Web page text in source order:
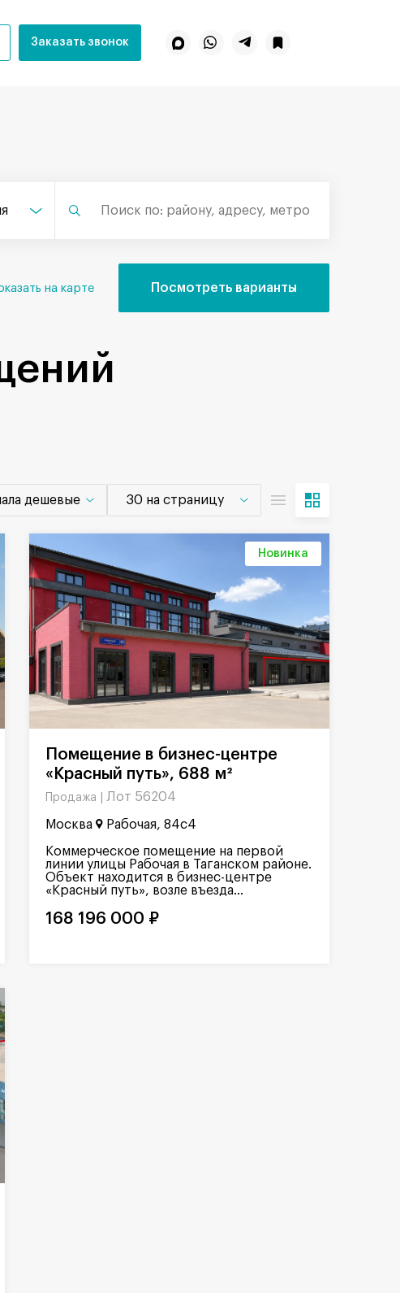
Заказать звонок
на карте Посмотреть варианты
дешевые 30 на страницу
Новинка
«Красный путь», 688 м²
Продажа | Лот 56204
Москва Рабочая, 84с4
Коммерческое помещение на первой
линии улицы Рабочая в Таганском районе.
Объект находится в бизнес-центре
«Красный путь», возле въезда...
168 196 000 ₽